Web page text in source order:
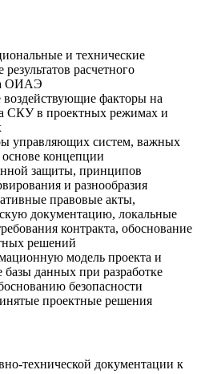
и технические
расчетного
ОИАЭ
факторы на
СКУ в проектных режимах и
управляющих систем, важных
основе концепции
защиты, принципов
и разнообразия
правовые акты,
документацию, локальные
контракта, обоснование
решений
модель проекта и
данных при разработке
безопасности
проектные решения
технической документации к